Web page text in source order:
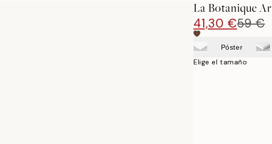
La Botanique
41,30 €59 €
Póster
Elige el tamaño